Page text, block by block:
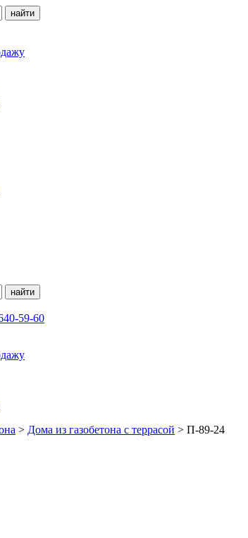
59-60
> Дома из газобетона с террасой > П-89-24